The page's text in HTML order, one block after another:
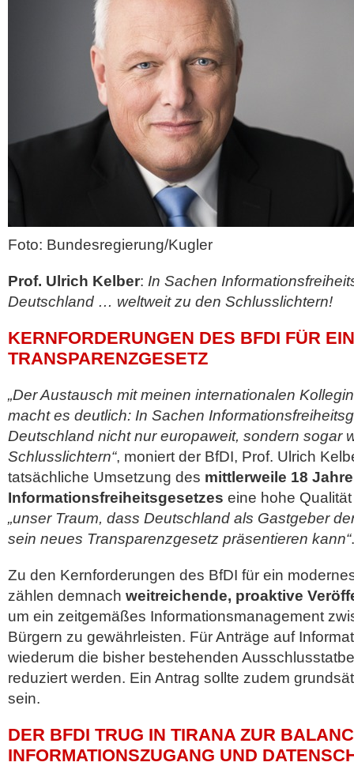
Foto: Bundesregierung/Kugler
Prof. Ulrich Kelber: In Sachen
Deutschland … weltweit zu den Schlusslichtern!
KERNFORDERUNGEN DES BFDI FÜR
TRANSPARENZGESETZ
„Der Austausch mit meinen internationalen
macht es deutlich: In Sachen
Deutschland nicht nur europaweit, sondern sogar
Schlusslichtern“, moniert der BfDI, Prof. Ulrich
tatsächliche Umsetzung des mittlerweile 18
Informationsfreiheitsgesetzes eine hohe
„unser Traum, dass Deutschland als Gastgeber
sein neues Transparenzgesetz präsentieren kann“.
Zu den Kernforderungen des BfDI für ein
zählen demnach weitreichende, proaktive
um ein zeitgemäßes Informationsmanagement
Bürgern zu gewährleisten. Für Anträge auf
wiederum die bisher bestehenden
reduziert werden. Ein Antrag sollte zudem
sein.
DER BFDI TRUG IN TIRANA ZUR
INFORMATIONSZUGANG UND